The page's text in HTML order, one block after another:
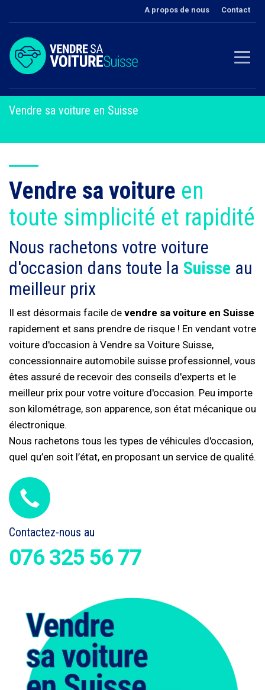
A propos de nous Contact
Vendre sa voiture en Suisse
Vendre sa voiture en
toute simplicité et rapidité
Nous rachetons votre voiture
d'occasion dans toute la Suisse au
meilleur prix
Il est désormais facile de vendre sa voiture en Suisse
rapidement et sans prendre de risque ! En vendant votre
voiture d'occasion à Vendre sa Voiture Suisse,
concessionnaire automobile suisse professionnel, vous
êtes assuré de recevoir des conseils d'experts et le
meilleur prix pour votre voiture d'occasion. Peu importe
son kilométrage, son apparence, son état mécanique ou
électronique.
Nous rachetons tous les types de véhicules d'occasion,
quel qu’en soit l’état, en proposant un service de qualité.
Contactez-nous au
076 325 56 77